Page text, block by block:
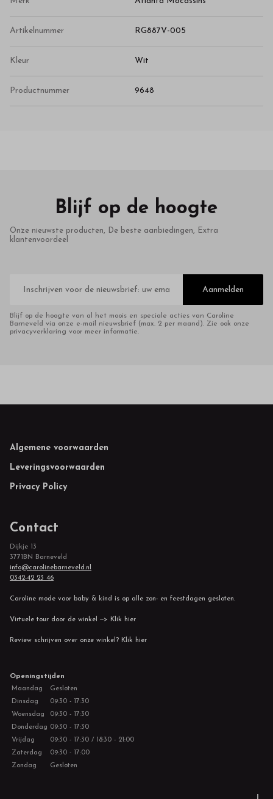
Artikelnummer RG887V-005
Kleur Wit
Productnummer 9648
Blijf op de hoogte
Onze nieuwste producten, De beste aanbiedingen, Extra
klantenvoordeel
mailadres
Aanmelden
Blijf op de hoogte van al het moois en speciale acties van Caroline
Barneveld via onze e-mail nieuwsbrief (max. 2 per maand). Zie ook onze
privacyverklaring voor meer informatie.
Footer
Algemene voorwaarden
Leveringsvoorwaarden
Privacy Policy
Contact
Dijkje 13
3771BN Barneveld
info@carolinebarneveld.nl
0342-42 23 46
Caroline mode voor baby & kind is op alle zon- en feestdagen gesloten.
Virtuele tour door de winkel --> Klik hier
Review schrijven over onze winkel? Klik hier
Openingstijden
Maandag
Gesloten
Dinsdag
09:30 - 17:30
Woensdag
09:30 - 17:30
Donderdag 09:30 - 17:30
Vrijdag
09:30 - 17:30 / 18:30 - 21:00
Zaterdag
09:30 - 17:00
Zondag
Gesloten